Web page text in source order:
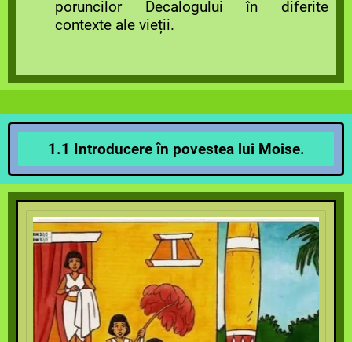
poruncilor Decalogului în diferite
contexte ale vieții.
1.1 Introducere în povestea lui Moise.